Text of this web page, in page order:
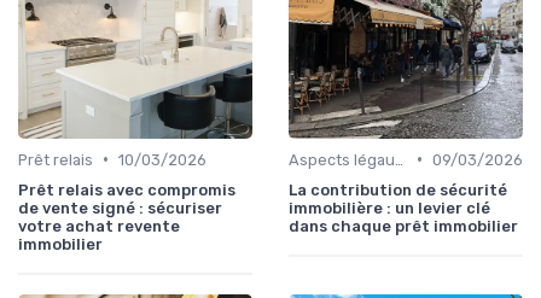
Prêt relais • 10/03/2026
Prêt relais avec compromis
de vente signé : sécuriser
votre achat revente
immobilier
• 09/03/2026
La contribution de sécurité
immobilière : un levier clé
dans chaque prêt immobilier